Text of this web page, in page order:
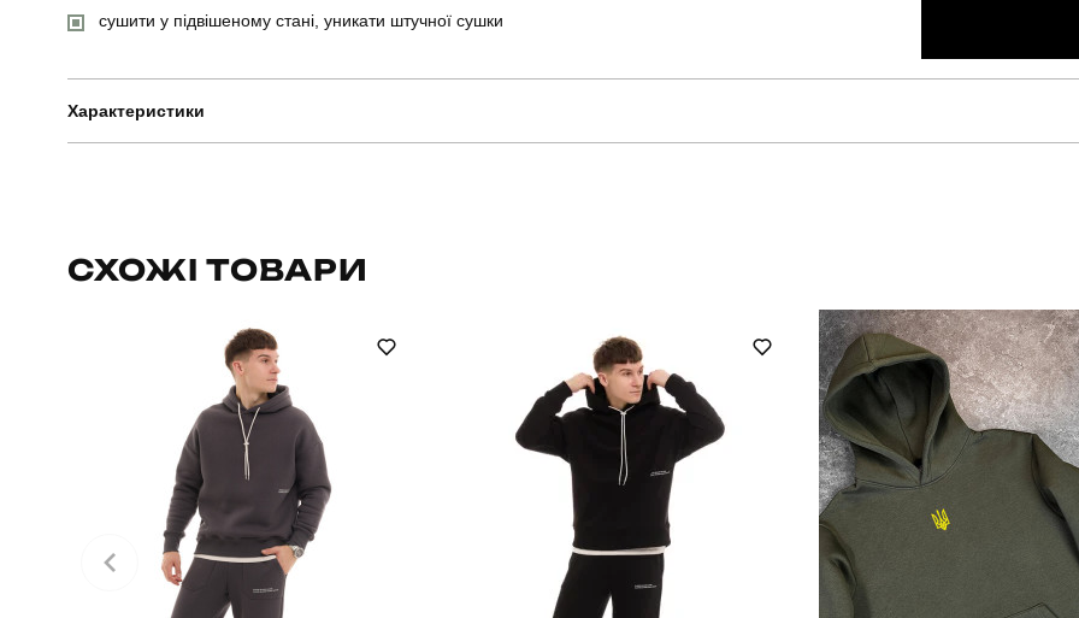
сушити у підвішеному стані, уникати штучної сушки
Характеристики
Стать
зима Колір
Склад тканини
Країна - виробник
СХОЖІ ТОВАРИ